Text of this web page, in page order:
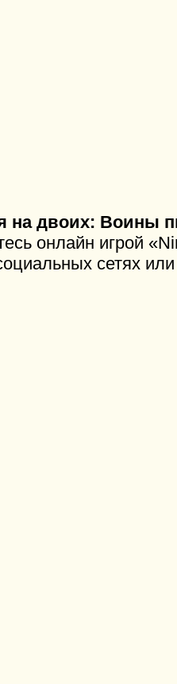
на двоих: Воины
онлайн игрой
сетях